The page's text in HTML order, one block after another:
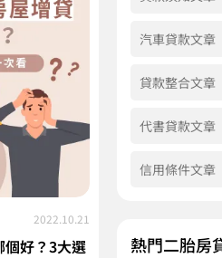
2022.10.21
好？3大選
汽車貸款文章
貸款整合文章
代書貸款文章
信用條件文章
熱門二胎房